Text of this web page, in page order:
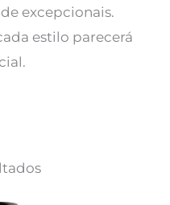
excepcionais.
estilo parecerá